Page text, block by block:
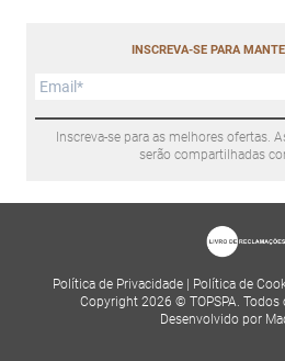
INSCREVA-SE PARA
Inscreva-se para as melhores ofertas.
serão compartilhadas
Política de Privacidade Política de
Copyright 2026 © TOPSPA. Todos
Desenvolvido por